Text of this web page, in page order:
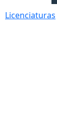
Licenciaturas